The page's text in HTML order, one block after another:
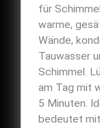
für
warme,
Wände,
Tauwasser
Schimmel.
am Tag mit
5 Minuten.
bedeutet